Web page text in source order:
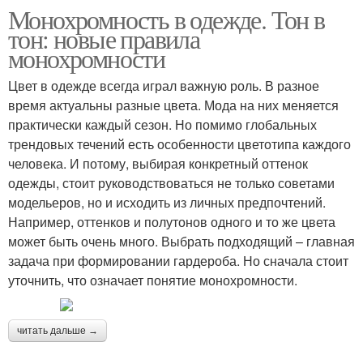
Монохромность в одежде. Тон в
тон: новые правила
монохромности
Цвет в одежде всегда играл важную роль. В разное
время актуальны разные цвета. Мода на них меняется
практически каждый сезон. Но помимо глобальных
трендовых течений есть особенности цветотипа каждого
человека. И потому, выбирая конкретный оттенок
одежды, стоит руководствоваться не только советами
модельеров, но и исходить из личных предпочтений.
Например, оттенков и полутонов одного и то же цвета
может быть очень много. Выбрать подходящий – главная
задача при формировании гардероба. Но сначала стоит
уточнить, что означает понятие монохромности.
читать дальше →